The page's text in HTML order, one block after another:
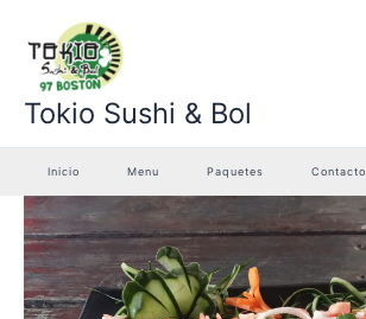
contenido
Tokio Sushi & Bol
Inicio Menu Paquetes Contacto
15.-
Ceviche
Roll
cantidad